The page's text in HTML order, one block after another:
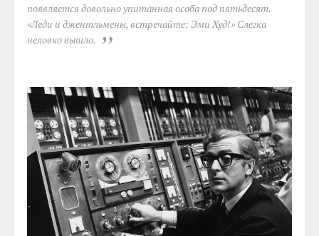
появляется довольно упитанная особа под пятьдесят.
«Леди и джентльмены, встречайте: Эми Худ!» Слегка
неловко вышло.